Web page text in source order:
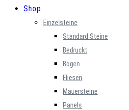
Shop
Einzelsteine
Standard Steine
Bedruckt
Bogen
Fliesen
Mauersteine
Panels